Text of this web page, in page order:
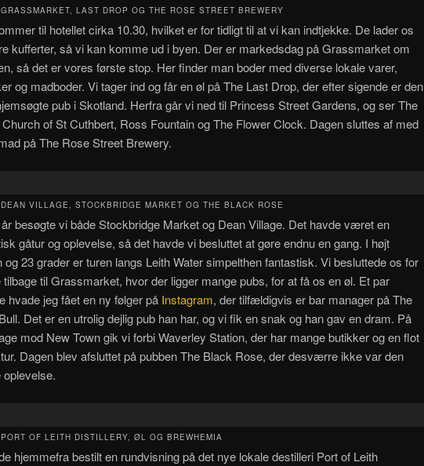
LAST DROP OG THE ROSE STREET BREWERY
til hotellet cirka 10.30, hvilket er for tidligt til at vi kan indtjekke. De lader os
kufferter, så vi kan komme ud i byen. Der er markedsdag på Grassmarket om
så det er vores første stop. Her finder man boder med diverse lokale varer,
og madboder. Vi tager ind og får en øl på The Last Drop, der efter sigende er den
pub i Skotland. Herfra går vi ned til Princess Street Gardens, og ser The
of St Cuthbert, Ross Fountain og The Flower Clock. Dagen sluttes af med
på The Rose Street Brewery.
VILLAGE, STOCKBRIDGE MARKET OG THE BLACK ROSE
besøgte vi både Stockbridge Market og Dean Village. Det havde været en
gåtur og oplevelse, så det havde vi besluttet at gøre endnu en gang. I højt
og 23 grader er turen langs Leith Water simpelthen fantastisk. Vi besluttede os for
tilbage til Grassmarket, hvor der ligger mange pubs, for at få os en øl. Et par
hvade jeg fået en ny følger på Instagram, der tilfældigvis er bar manager på The
Det er en utrolig dejlig pub han har, og vi fik en snak og han gav en dram. På
mod New Town gik vi forbi Waverley Station, der har mange butikker og en flot
Dagen blev afsluttet på pubben The Black Rose, der desværre ikke var den
oplevelse.
OF LEITH DISTILLERY, ØL OG BREWHEMIA
hjemmefra bestilt en rundvisning på det nye lokale destilleri Port of Leith